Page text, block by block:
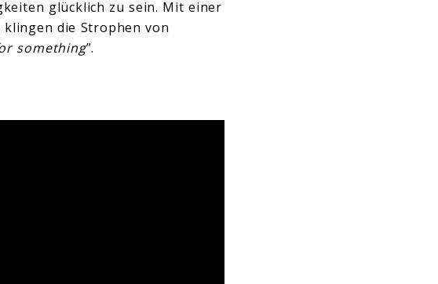
glücklich zu sein. Mit einer
die Strophen von
something”.